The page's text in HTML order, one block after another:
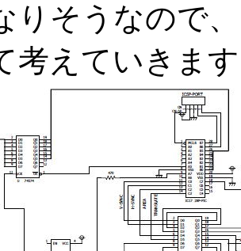
りそうなので
考えていきま